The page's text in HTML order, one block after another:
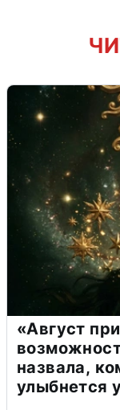
«Август
назвала,
улыбнется